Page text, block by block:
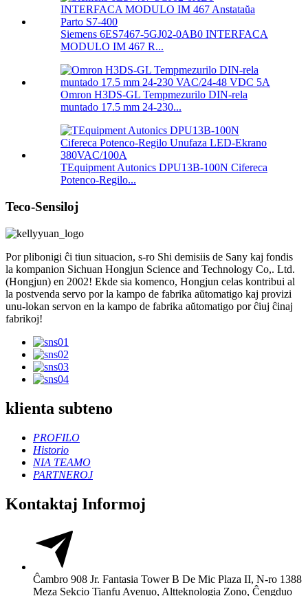
Siemens 6ES7467-5GJ02-0AB0 INTERFACA
MODULO IM 467 R...
Omron H3DS-GL Tempmezurilo DIN-rela
muntado 17.5 mm 24-230...
TEquipment Autonics DPU13B-100N Cifereca
Potenco-Regilo...
Teco-Sensiloj
Por plibonigi ĉi tiun situacion, s-ro Shi demisiis de Sany kaj fondis
la kompanion Sichuan Hongjun Science and Technology Co,. Ltd.
(Hongjun) en 2002! Ekde sia komenco, Hongjun celas kontribui al
la postvenda servo por la kampo de fabrika aŭtomatigo kaj provizi
unu-lokan servon en la kampo de fabrika aŭtomatigo por ĉiuj ĉinaj
fabrikoj!
klienta subteno
PROFILO
Historio
NIA TEAMO
PARTNEROJ
Kontaktaj Informoj
Ĉambro 908 Jr. Fantasia Tower B De Mic Plaza II, N-ro 1388
Meza Sekcio Tianfu Avenuo, Altteknologia Zono, Ĉengduo